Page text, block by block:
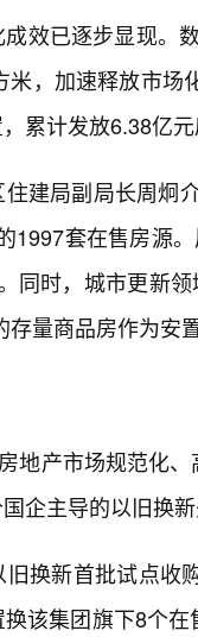
效已逐步显现。
，加速释放市
累计发放6.38亿
建局副局长周炯
1997套在售房源
同时，城市更新
量商品房作为安
地产市场规范化
企主导的以旧换
换新首批试点收
该集团旗下8个